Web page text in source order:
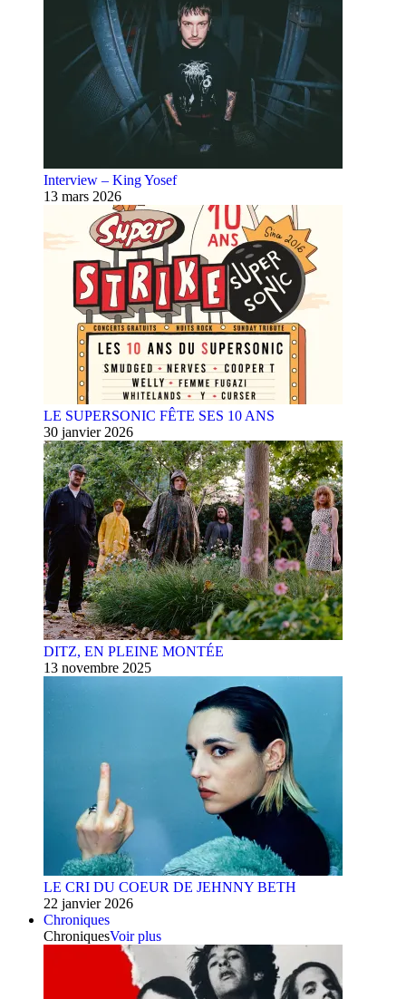
Interview – King Yosef
13 mars 2026
LE SUPERSONIC FÊTE SES 10 ANS
30 janvier 2026
DITZ, EN PLEINE MONTÉE
13 novembre 2025
LE CRI DU COEUR DE JEHNNY BETH
22 janvier 2026
Chroniques
ChroniquesVoir plus